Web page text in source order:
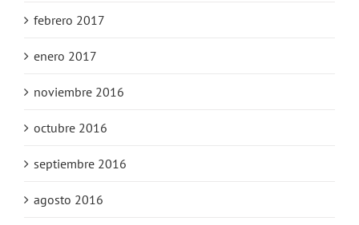
febrero 2017
enero 2017
noviembre 2016
octubre 2016
septiembre 2016
agosto 2016